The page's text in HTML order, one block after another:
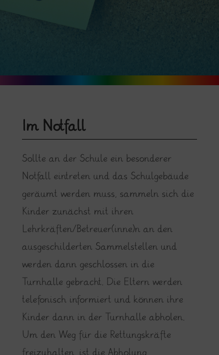
Im Notfall
Sollte an der Schule ein besonderer
Notfall eintreten und das Schulgebäude
geräumt werden muss, sammeln sich die
Kinder zunächst mit ihren
Lehrkräften/Betreuer(inne)n an den
ausgeschilderten Sammelstellen und
werden dann geschlossen in die
Turnhalle gebracht. Die Eltern werden
telefonisch informiert und können ihre
Kinder dann in der Turnhalle abholen.
Um den Weg für die Rettungskräfte